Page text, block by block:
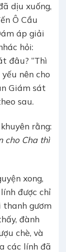
dịu xuống,
Ô Cầu
áp giải
hỏi:
đâu? “Thì
nên cho
Giám sát
sau.
rằng:
cho Cha thì
xong,
được chỉ
thanh gươm
đành
chè, và
các lính đã